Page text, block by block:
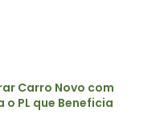
Carro Novo com
PL que Beneficia